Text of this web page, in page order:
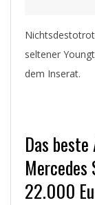
seltener
dem Inserat.
Das
22.000